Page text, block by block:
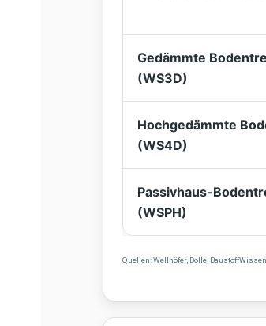
Gedämmte
(WS3D)
Hochgedämmte
(WS4D)
Passivhaus-
(WSPH)
Quellen: Wellhöfer, Dolle,